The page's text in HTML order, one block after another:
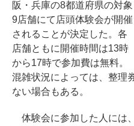
阪・兵庫の8都道府県の対象
9店舗にて店頭体験会が開催
されることが決定した。各
店舗ともに開催時間は13時
から17時で参加費は無料。
混雑状況によっては、整理
ない場合もある。
体験会に参加した人には